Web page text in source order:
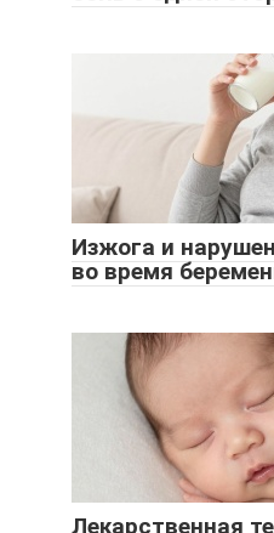
Изжога и
во время
Лекарственная